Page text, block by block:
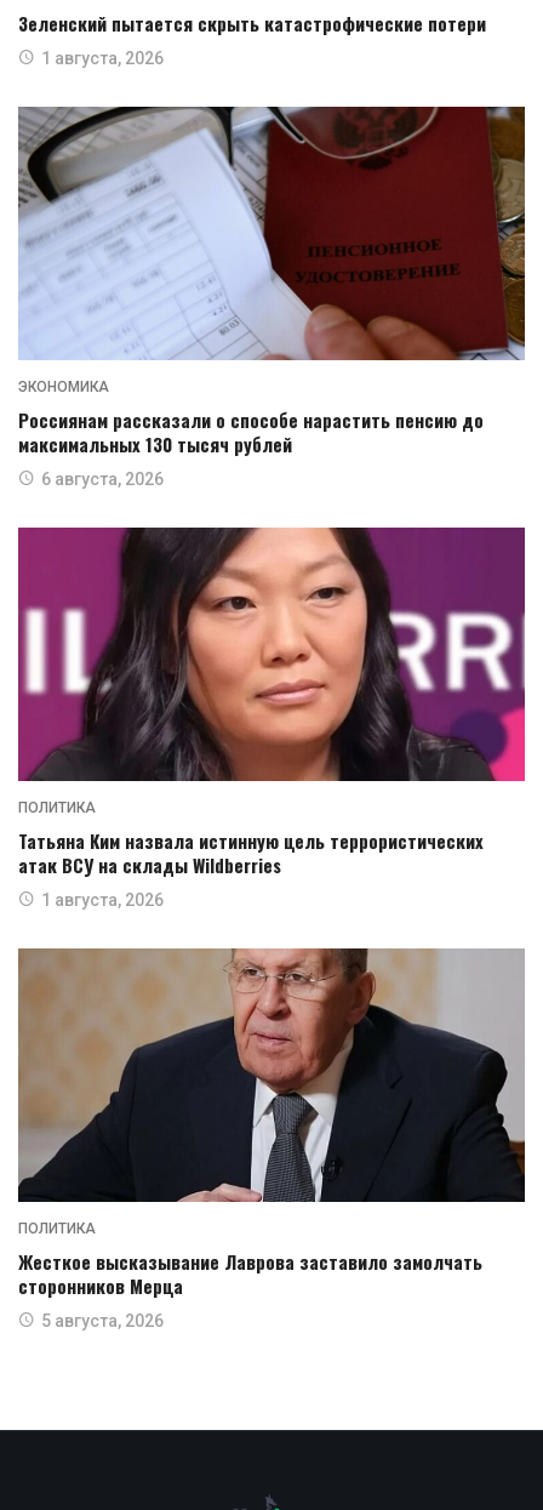
Зеленский пытается скрыть катастрофические потери
1 августа, 2026
ЭКОНОМИКА
Россиянам рассказали о способе нарастить пенсию до
максимальных 130 тысяч рублей
6 августа, 2026
ПОЛИТИКА
Татьяна Ким назвала истинную цель террористических
атак ВСУ на склады Wildberries
1 августа, 2026
ПОЛИТИКА
Жесткое высказывание Лаврова заставило замолчать
сторонников Мерца
5 августа, 2026